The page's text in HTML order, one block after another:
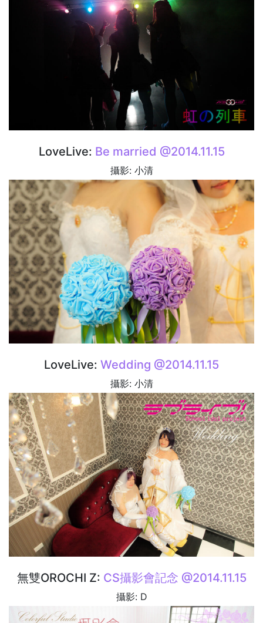
LoveLive: Be married @2014.11.15
攝影: 小清
LoveLive: Wedding @2014.11.15
攝影: 小清
無雙OROCHI Z: CS攝影會記念 @2014.11.15
攝影: D